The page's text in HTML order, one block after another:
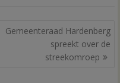
Gemeenteraad Hardenberg
spreekt over de
streekomroep